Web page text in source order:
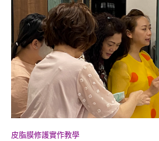
皮脂膜修護實作教學